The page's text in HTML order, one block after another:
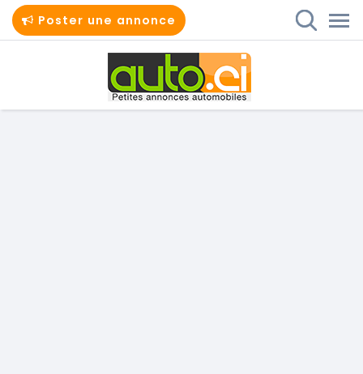
Poster une annonce